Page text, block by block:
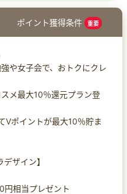
ポイント獲得条件 重要
や女子会で、おトクにクレ
メ最大10％還元プラン登
Vポイントが最大10％貯ま
ザイン】
相当プレゼント